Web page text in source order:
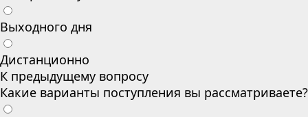
Выходного дня
Дистанционно
К предыдущему вопросу
Какие варианты поступления вы рассматриваете?